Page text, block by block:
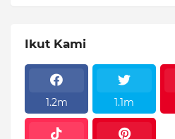
Ikut Kami
1.2m 1.1m